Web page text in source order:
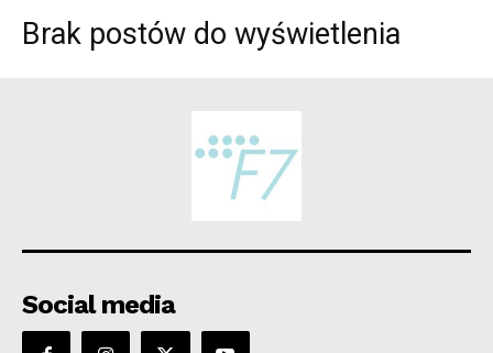
Brak postów do wyświetlenia
Social media